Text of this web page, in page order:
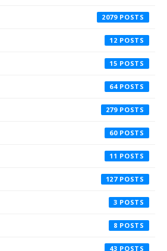
2079
12
15
64
279
60
11
127
3
8
43